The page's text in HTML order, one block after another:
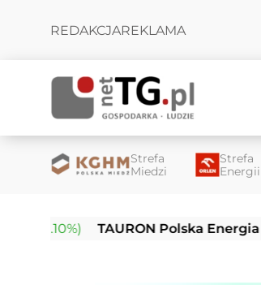
REDAKCJAREKLAMA
Strefa
Miedzi
Strefa
Energii
TAURON Polska Energia S.A.